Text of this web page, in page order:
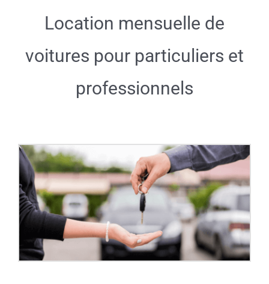
Location mensuelle de
voitures pour particuliers et
professionnels